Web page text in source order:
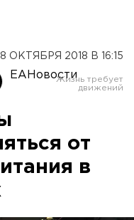
8 ОКТЯБРЯ 2018 В 16:15
ЕАНовости
от
в